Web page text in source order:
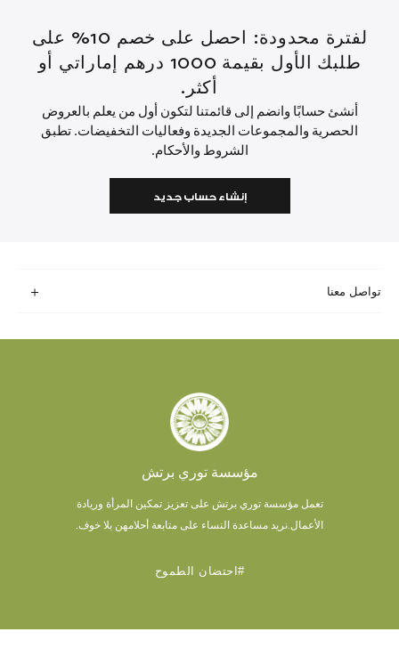
لفترة محدودة: احصل على خصم 10% على
طلبك الأول بقيمة 1000 درهم إماراتي أو
أكثر.
أنشئ حسابًا وانضم إلى قائمتنا لتكون أول من يعلم بالعروض
الحصرية والمجموعات الجديدة وفعاليات التخفيضات. تطبق
الشروط والأحكام.
إنشاء حساب جديد
تواصل معنا
مؤسسة توري برتش
تعمل مؤسسة توري برتش على تعزيز تمكين المرأة وريادة
الأعمال. نريد مساعدة النساء على متابعة أحلامهن بلا خوف.
#احتضان الطموح